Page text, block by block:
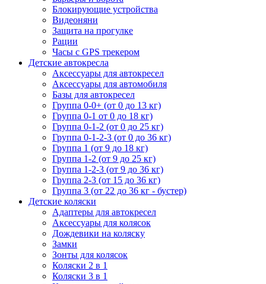
Блокирующие устройства
Видеоняни
Защита на прогулке
Рации
Часы с GPS трекером
Детские автокресла
Аксессуары для автокресел
Аксессуары для автомобиля
Базы для автокресел
Группа 0-0+ (от 0 до 13 кг)
Группа 0-1 от 0 до 18 кг)
Группа 0-1-2 (от 0 до 25 кг)
Группа 0-1-2-3 (от 0 до 36 кг)
Группа 1 (от 9 до 18 кг)
Группа 1-2 (от 9 до 25 кг)
Группа 1-2-3 (от 9 до 36 кг)
Группа 2-3 (от 15 до 36 кг)
Группа 3 (от 22 до 36 кг - бустер)
Детские коляски
Адаптеры для автокресел
Аксессуары для колясок
Дождевики на коляску
Замки
Зонты для колясок
Коляски 2 в 1
Коляски 3 в 1